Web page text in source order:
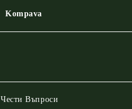
Kompava
Чести Въпроси